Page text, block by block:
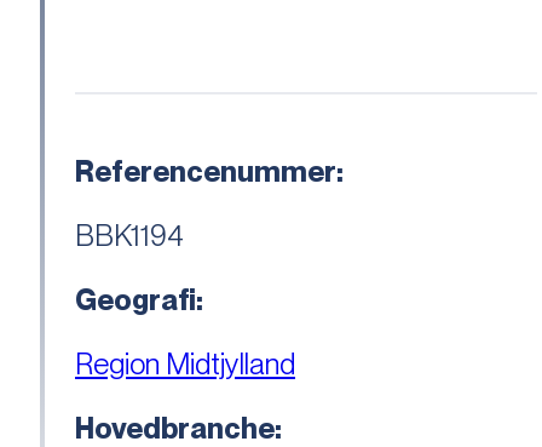
Referencenummer:
BBK1194
Geografi:
Region Midtjylland
Hovedbranche: